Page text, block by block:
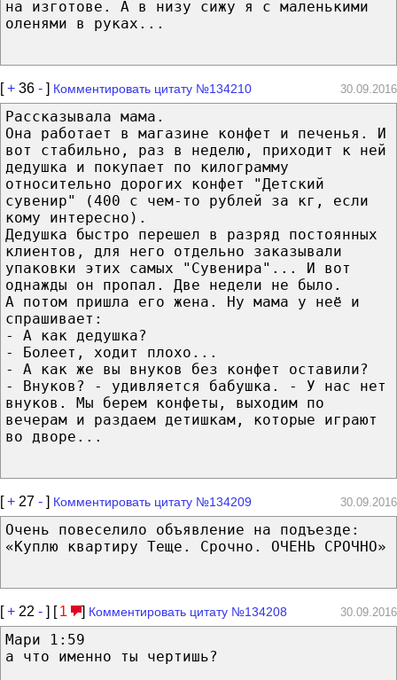
на изготове. А в низу сижу я с маленькими
оленями в руках...
[+ 36 - ] Комментировать цитату №134210 30.09.2016
Рассказывала мама.
Она работает в магазине конфет и печенья. И
вот стабильно, раз в неделю, приходит к ней
дедушка и покупает по килограмму
относительно дорогих конфет "Детский
сувенир" (400 с чем-то рублей за кг, если
кому интересно).
Дедушка быстро перешел в разряд постоянных
клиентов, для него отдельно заказывали
упаковки этих самых "Сувенира"... И вот
однажды он пропал. Две недели не было.
А потом пришла его жена. Ну мама у неё и
спрашивает:
- А как дедушка?
- Болеет, ходит плохо...
- А как же вы внуков без конфет оставили?
- Внуков? - удивляется бабушка. - У нас нет
внуков. Мы берем конфеты, выходим по
вечерам и раздаем детишкам, которые играют
во дворе...
[+ 27 - ] Комментировать цитату №134209 30.09.2016
Очень повеселило объявление на подъезде:
«Куплю квартиру Теще. Срочно. ОЧЕНЬ СРОЧНО»
[+ 22 - ] [ 1 ] Комментировать цитату №134208 30.09.2016
Мари 1:59
а что именно ты чертишь?